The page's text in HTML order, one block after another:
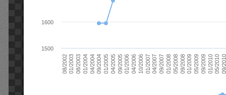
08/200201/200308/200301/200404/200409/200401/200504/200509/200501/200604/200610/200601/200704/200709/200701/200805/200809/200801/200905/200909/200901/201005/201009/
1500
1600